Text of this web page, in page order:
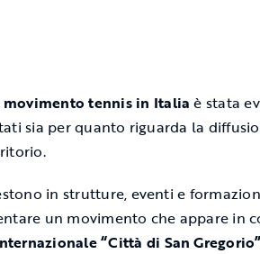
movimento tennis in Italia è stata
sia per quanto riguarda la
in strutture, eventi e
un movimento che appare in
“Città di San Gregorio”